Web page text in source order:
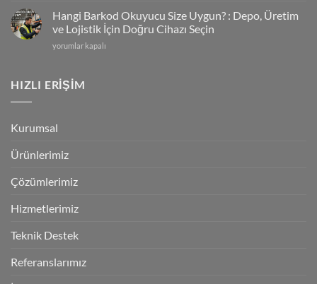
&
TC701
|
Destekli
Başladı!
Hangi Barkod Okuyucu Size Uygun? : Depo, Üretim
ve Lojistik İçin Doğru Cihazı Seçin
Hangi
Size
Uygun?
Üretim
Lojistik
Doğru
için
yorumlar kapalı
HIZLI ERİŞİM
Kurumsal
Ürünlerimiz
Çözümlerimiz
Hizmetlerimiz
Teknik Destek
Referanslarımız